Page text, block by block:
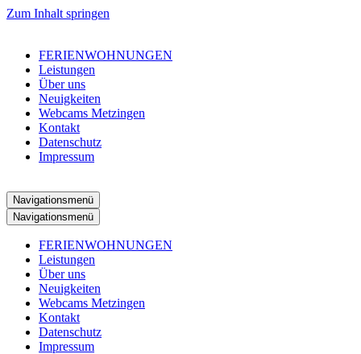
Zum Inhalt springen
FERIENWOHNUNGEN
Leistungen
Über uns
Neuigkeiten
Webcams Metzingen
Kontakt
Datenschutz
Impressum
Navigationsmenü
Navigationsmenü
FERIENWOHNUNGEN
Leistungen
Über uns
Neuigkeiten
Webcams Metzingen
Kontakt
Datenschutz
Impressum